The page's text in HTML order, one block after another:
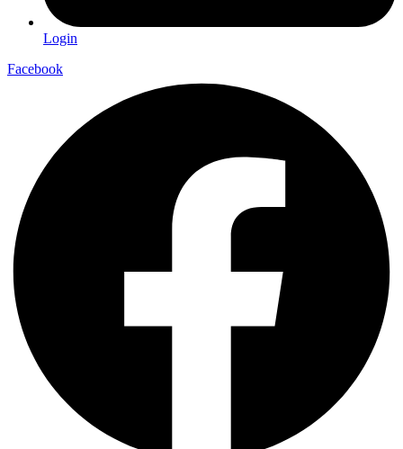
Login
Facebook